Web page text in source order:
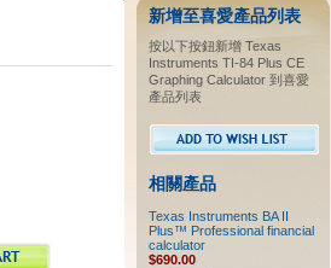
新增至喜愛產品列表
按以下按鈕新增 Texas
Instruments TI-84 Plus CE
Graphing Calculator 到喜愛
產品列表
相關產品
Texas Instruments BA II
Plus™ Professional financial
calculator
$690.00